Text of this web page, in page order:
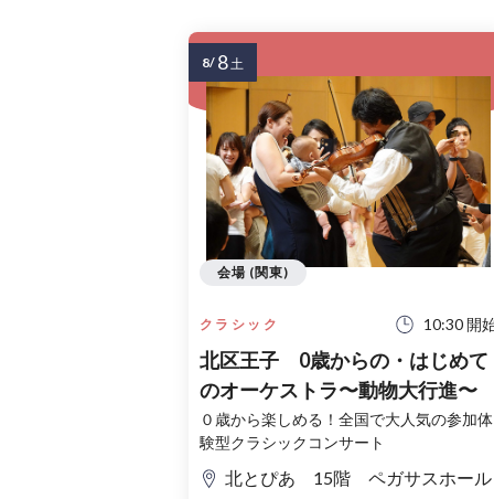
クラシック 10:30 開
北区王子 0歳からの・はじめて
のオーケストラ〜動物大行進〜
０歳から楽しめる！全国で大人気の参加体
験型クラシックコンサート
北とぴあ 15階 ペガサスホール
会場 (関東)
8/ 8土